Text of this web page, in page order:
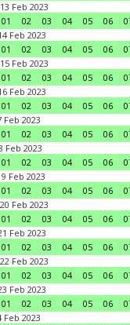
Feb 2023
01 02 03 04 05 06
Feb 2023
01 02 03 04 05 06
Feb 2023
01 02 03 04 05 06
Feb 2023
01 02 03 04 05 06
Feb 2023
01 02 03 04 05 06
Feb 2023
01 02 03 04 05 06
Feb 2023
01 02 03 04 05 06
Feb 2023
01 02 03 04 05 06
Feb 2023
01 02 03 04 05 06
Feb 2023
01 02 03 04 05 06
Feb 2023
01 02 03 04 05 06
Feb 2023